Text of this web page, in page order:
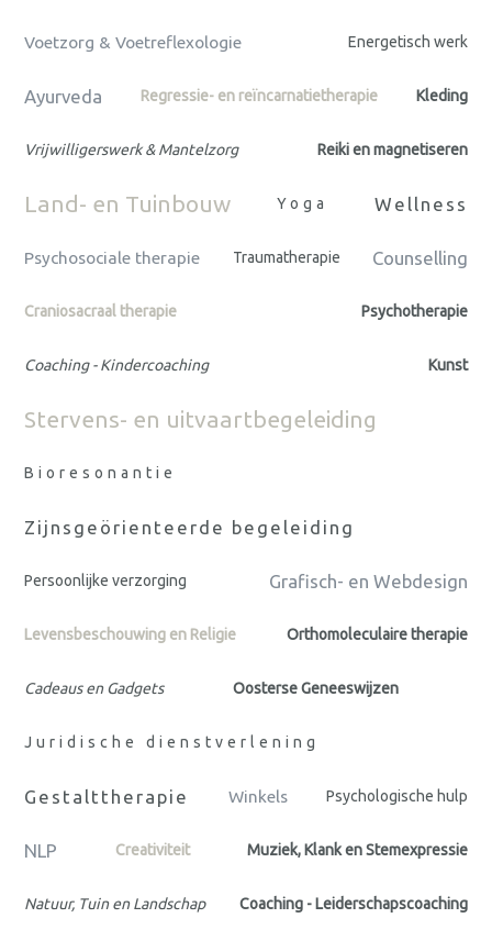
Voetzorg & Voetreflexologie Energetisch werk
Ayurveda Regressie- en reïncarnatietherapie Kleding
Vrijwilligerswerk & Mantelzorg Reiki en magnetiseren
Land- en Tuinbouw Yoga Wellness
Psychosociale therapie Traumatherapie Counselling
Craniosacraal therapie Psychotherapie
Coaching - Kindercoaching Kunst
Stervens- en uitvaartbegeleiding
Bioresonantie
Zijnsgeörienteerde begeleiding
Persoonlijke verzorging Grafisch- en Webdesign
Levensbeschouwing en Religie Orthomoleculaire therapie
Cadeaus en Gadgets Oosterse Geneeswijzen
Juridische dienstverlening
Gestalttherapie Winkels Psychologische hulp
NLP Creativiteit Muziek, Klank en Stemexpressie
Natuur, Tuin en Landschap Coaching - Leiderschapscoaching